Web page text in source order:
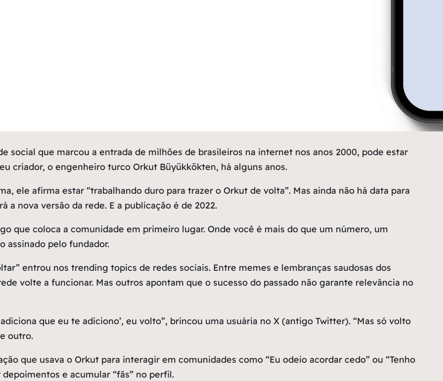
social que marcou a entrada de milhões de brasileiros na internet nos anos 2000, pode estar
criador, o engenheiro turco Orkut Büyükkökten, há alguns anos.
ele afirma estar “trabalhando duro para trazer o Orkut de volta”. Mas ainda não há data para
nova versão da rede. E a publicação é de 2022.
que coloca a comunidade em primeiro lugar. Onde você é mais do que um número, um
assinado pelo fundador.
entrou nos trending topics de redes sociais. Entre memes e lembranças saudosas dos
volte a funcionar. Mas outros apontam que o sucesso do passado não garante relevância no
que eu te adiciono’, eu volto”, brincou uma usuária no X (antigo Twitter). “Mas só volto
outro.
que usava o Orkut para interagir em comunidades como “Eu odeio acordar cedo” ou “Tenho
e acumular “fãs” no perfil.